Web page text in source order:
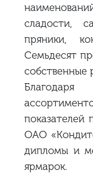
сладости,
пряники,
Семьдесят
собственные
показателей
ОАО
дипломы и
ярмарок.